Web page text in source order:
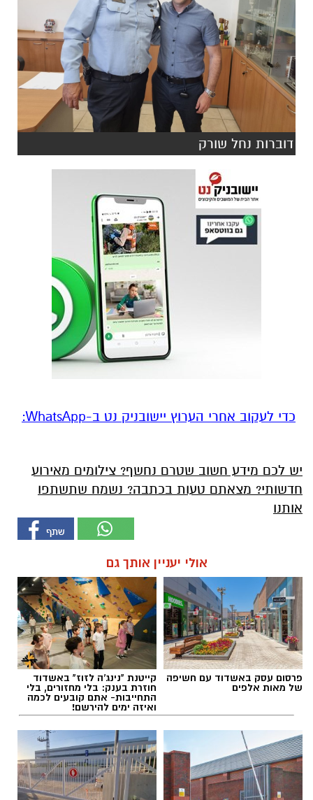
דוברות נחל שורק
‏כדי לעקוב אחרי הערוץ יישובניק נט ב-WhatsApp:‏‏‏
יש לכם מידע חשוב שטרם נחשף? צילומים מאירוע
חדשותי? מצאתם טעות בכתבה? נשמח שתשתפו
אותנו
אולי יעניין אותך גם
פרסום עסק באשדוד עם חשיפה
של מאות אלפים
קייטנת "נינג'ה לזוז" באשדוד
חוזרת בענק: בלי מחזורים, בלי
התחייבות- אתם קובעים לכמה
ואיזה ימים להירשם!